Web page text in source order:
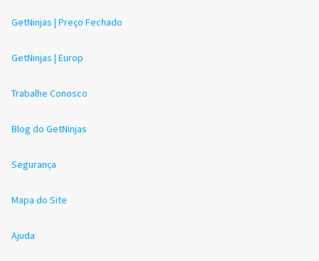
GetNinjas | Preço Fechado
GetNinjas | Europ
Trabalhe Conosco
Blog do GetNinjas
Segurança
Mapa do Site
Ajuda